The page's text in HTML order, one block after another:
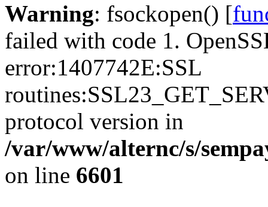
Warning: fsockopen() [
failed with code 1.
error:1407742E:SSL
protocol version in
/var/www/alternc/s/
on line 6601